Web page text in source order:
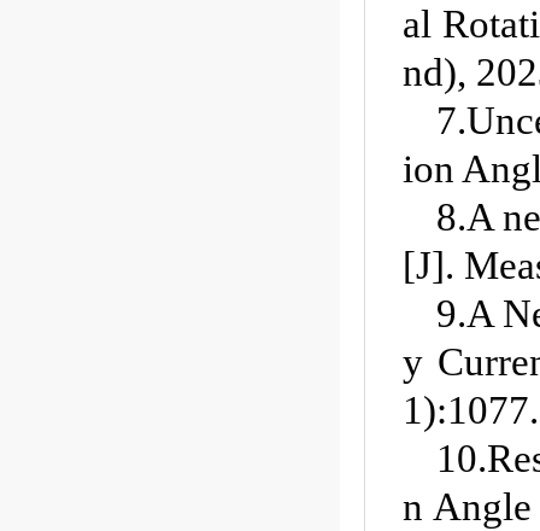
al
nd),
ion
8.A
[J].
9.A
y
1):1077.
n